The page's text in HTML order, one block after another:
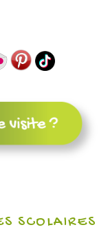
SCOLAIRES